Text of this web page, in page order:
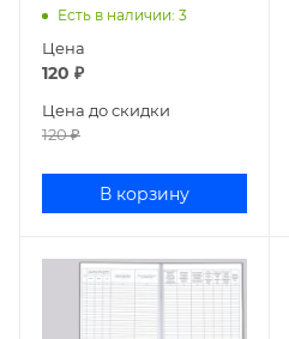
Есть в наличии: 3
Цена
120 ₽
Цена до скидки
120₽
В корзину